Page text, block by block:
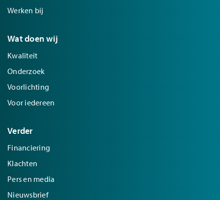
Werken bij
Wat doen wij
Kwaliteit
Onderzoek
Voorlichting
Voor iedereen
Verder
Financiering
Klachten
Pers en media
Nieuwsbrief